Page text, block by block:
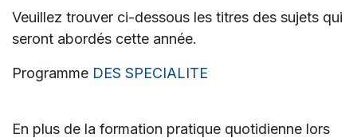
Veuillez trouver ci-dessous les titres des sujets qui
seront abordés cette année.
Programme DES SPECIALITE
En plus de la formation pratique quotidienne lors